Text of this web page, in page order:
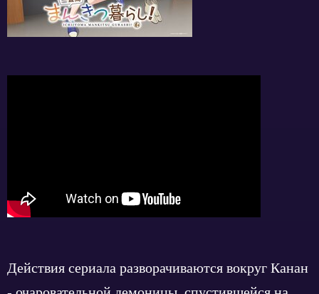
Действия сериала разворачиваются вокруг Канан